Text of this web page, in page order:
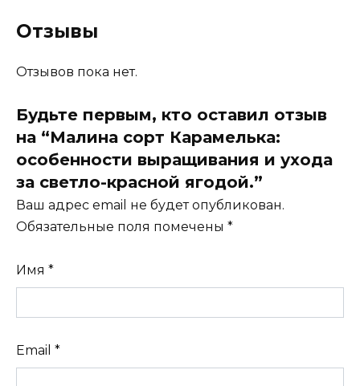
Отзывы
Отзывов пока нет.
Будьте первым, кто оставил отзыв
на “Малина сорт Карамелька:
особенности выращивания и ухода
за светло-красной ягодой.”
Ваш адрес email не будет опубликован.
Обязательные поля помечены *
Имя *
Email *